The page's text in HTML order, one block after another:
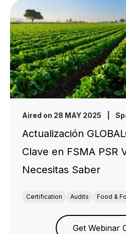
Aired on 28 MAY 2025
Actualización
Clave en FSMA PSR
Necesitas Saber
Certification Audits Food &
Get Webinar